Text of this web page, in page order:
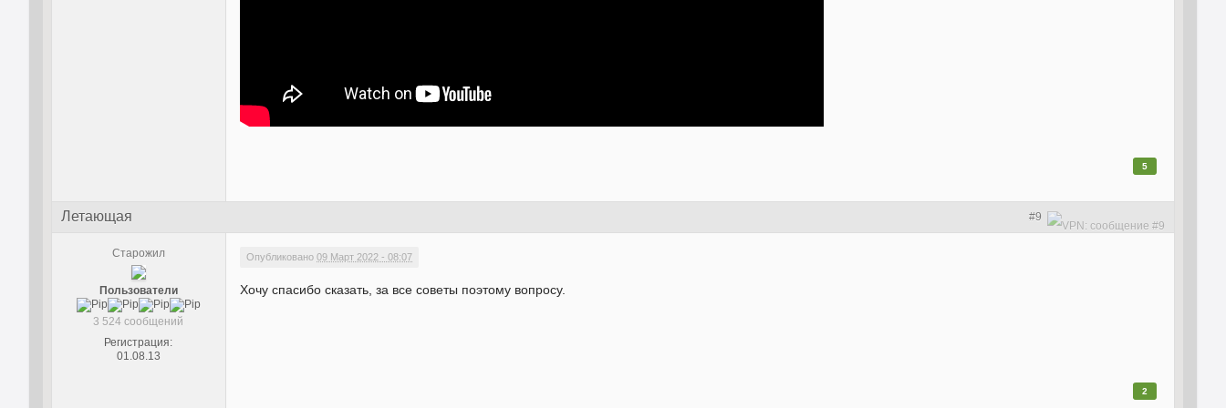
5
#9
Летающая
Старожил
Пользователи
3 524 сообщений
Регистрация:
01.08.13
Опубликовано09 Март 2022 - 08:07
Хочу спасибо сказать, за все советы поэтому вопросу.
2